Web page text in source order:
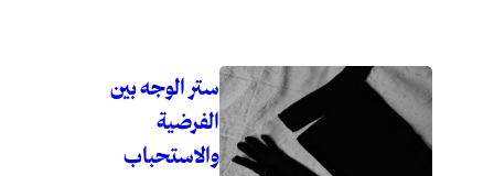
ستر الوجه بين
الفرضية
والاستحباب